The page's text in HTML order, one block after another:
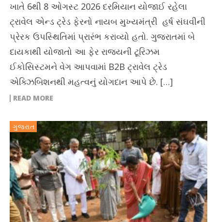
ખાતે 6થી 8 ઓગસ્ટ 2026 દરમિયાન યોજાઈ રહેલા
ટ્રાવેલ એન્ડ ટ્રેડ ફેરનો નાયબ મુખ્યમંત્રી હર્ષ સંઘવીની
પ્રેરક ઉપસ્થિતિમાં પ્રારંભ કરાવ્યો હતો. ગુજરાતમાં બે
દાયકાથી યોજાતો આ ફેર રાજ્યની ટૂરિઝમ
ઈકોસિસ્ટમને વેગ આપવામાં B2B ટ્રાવેલ ટ્રેડ
એક્ઝિબિશનથી મહત્વનું યોગદાન આપે છે. […]
READ MORE
ગુજરાત